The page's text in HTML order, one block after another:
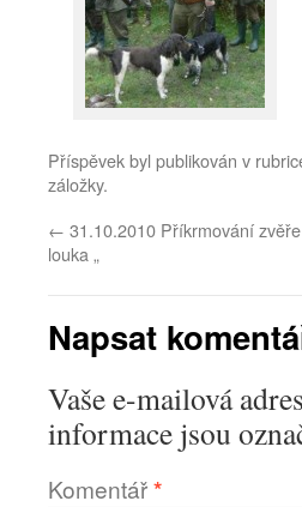
Příspěvek byl publikován v
záložky.
← 31.10.2010 Příkrmování
louka „
Napsat
Vaše e-mailová
informace jsou
Komentář*